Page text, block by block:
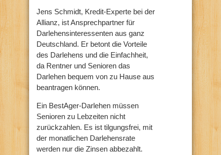
Jens Schmidt, Kredit-Experte bei der
Allianz, ist Ansprechpartner für
Darlehensinteressenten aus ganz
Deutschland. Er betont die Vorteile
des Darlehens und die Einfachheit,
da Rentner und Senioren das
Darlehen bequem von zu Hause aus
beantragen können.
Ein BestAger-Darlehen müssen
Senioren zu Lebzeiten nicht
zurückzahlen. Es ist tilgungsfrei, mit
der monatlichen Darlehensrate
werden nur die Zinsen abbezahlt.